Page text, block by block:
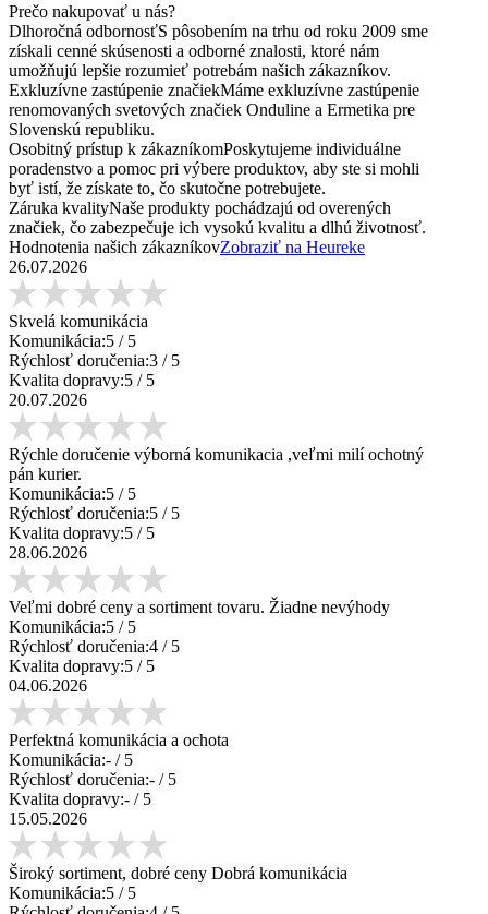
Prečo nakupovať u nás?
Dlhoročná odbornosťS pôsobením na trhu od roku 2009 sme
získali cenné skúsenosti a odborné znalosti, ktoré nám
umožňujú lepšie rozumieť potrebám našich zákazníkov.
Exkluzívne zastúpenie značiekMáme exkluzívne zastúpenie
renomovaných svetových značiek Onduline a Ermetika pre
Slovenskú republiku.
Osobitný prístup k zákazníkomPoskytujeme individuálne
poradenstvo a pomoc pri výbere produktov, aby ste si mohli
byť istí, že získate to, čo skutočne potrebujete.
Záruka kvalityNaše produkty pochádzajú od overených
značiek, čo zabezpečuje ich vysokú kvalitu a dlhú životnosť.
Hodnotenia našich zákazníkovZobraziť na Heureke
26.07.2026
Skvelá komunikácia
Komunikácia:5 / 5
Rýchlosť doručenia:3 / 5
Kvalita dopravy:5 / 5
20.07.2026
Rýchle doručenie výborná komunikacia ,veľmi milí ochotný
pán kurier.
Komunikácia:5 / 5
Rýchlosť doručenia:5 / 5
Kvalita dopravy:5 / 5
28.06.2026
Veľmi dobré ceny a sortiment tovaru. Žiadne nevýhody
Komunikácia:5 / 5
Rýchlosť doručenia:4 / 5
Kvalita dopravy:5 / 5
04.06.2026
Perfektná komunikácia a ochota
Komunikácia:- / 5
Rýchlosť doručenia:- / 5
Kvalita dopravy:- / 5
15.05.2026
Široký sortiment, dobré ceny Dobrá komunikácia
Komunikácia:5 / 5